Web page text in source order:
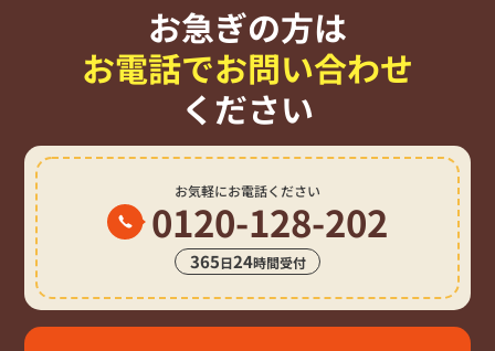
お急ぎの方は
お電話でお問い合わせ
ください
お気軽にお電話ください
0120-128-202
365日24時間受付